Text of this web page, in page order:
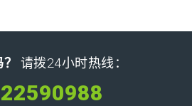
请拨24小时热线：